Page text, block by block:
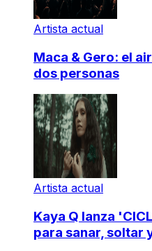
Artista actual
Maca & Gero: el
dos personas
Artista actual
Kaya Q lanza
para sanar, soltar